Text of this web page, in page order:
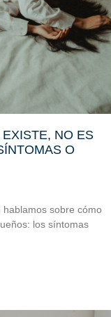
NO ES
O
sobre cómo
los síntomas